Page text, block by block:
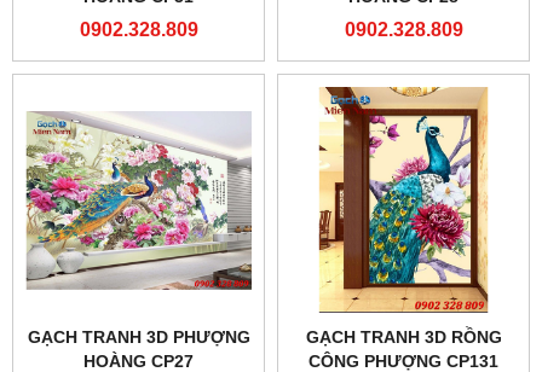
0902.328.809 0902.328.809
GẠCH TRANH 3D PHƯỢNG
HOÀNG CP27
GẠCH TRANH 3D RỒNG
CÔNG PHƯỢNG CP131